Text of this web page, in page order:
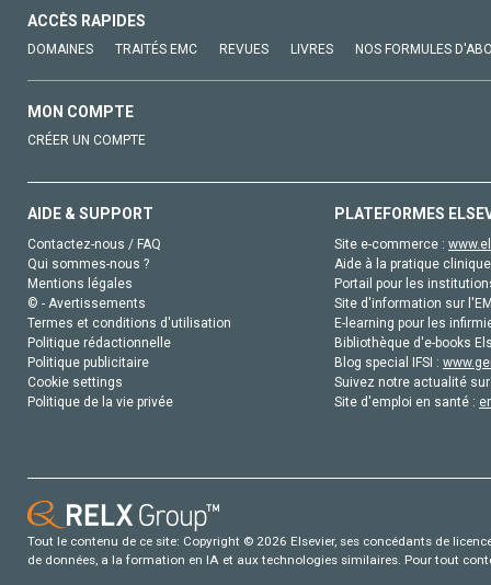
ACCÈS RAPIDES
DOMAINES TRAITÉS EMC REVUES LIVRES NOS FORMULES
MON COMPTE
CRÉER UN COMPTE
AIDE & SUPPORT
Contactez-nous / FAQ
Qui sommes-nous ?
Mentions légales
© - Avertissements
Termes et conditions d'utilisation
Politique rédactionnelle
Politique publicitaire
Cookie settings
Politique de la vie privée
PLATEFORMES
Site e-commerce :
Aide à la pratique
Portail pour les
Site d'information sur
E-learning pour les
Bibliothèque d'e-books
Blog special IFSI :
Suivez notre actualité
Site d'emploi en santé :
Tout le contenu de ce site: Copyright © 2026 Elsevier, ses concédants de
de données, a la formation en IA et aux technologies similaires. Pour tout